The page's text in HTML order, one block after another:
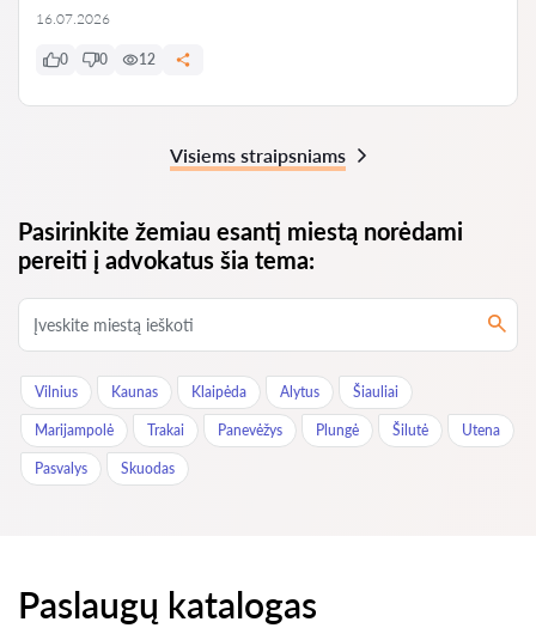
16.07.2026
0 0 12
Visiems straipsniams
Pasirinkite žemiau esantį miestą norėdami
pereiti į advokatus šia tema:
Vilnius Kaunas Klaipėda Alytus Šiauliai
Marijampolė Trakai Panevėžys Plungė Šilutė Utena
Pasvalys Skuodas
Paslaugų katalogas